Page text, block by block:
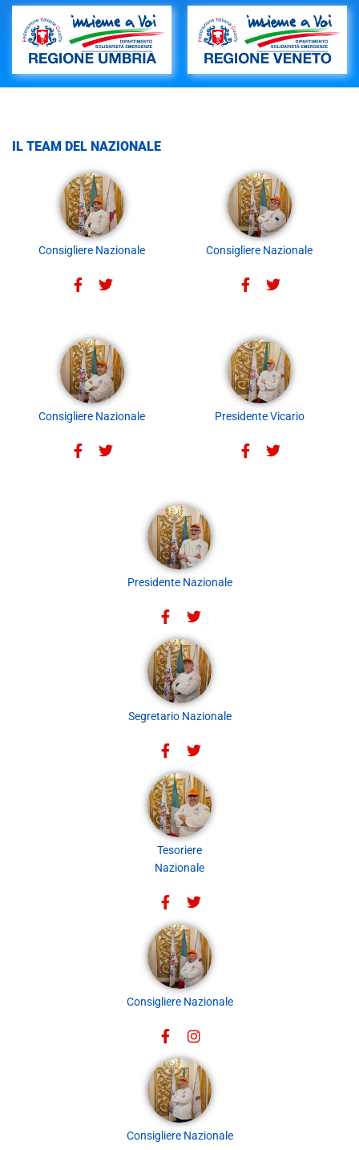
IL TEAM DEL NAZIONALE
Consigliere Nazionale Consigliere Nazionale
Consigliere Nazionale Presidente Vicario
Presidente Nazionale
Segretario Nazionale
Tesoriere
Nazionale
Consigliere Nazionale
Consigliere Nazionale